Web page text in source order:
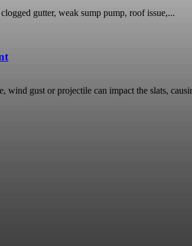
gutter, weak sump pump, roof issue,...
wind gust or projectile can impact the slats,